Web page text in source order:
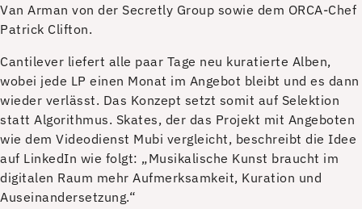
Van Arman von der Secretly Group sowie dem ORCA-Chef
Patrick Clifton.
Cantilever liefert alle paar Tage neu kuratierte Alben,
wobei jede LP einen Monat im Angebot bleibt und es dann
wieder verlässt. Das Konzept setzt somit auf Selektion
statt Algorithmus. Skates, der das Projekt mit Angeboten
wie dem Videodienst Mubi vergleicht, beschreibt die Idee
auf LinkedIn wie folgt: „Musikalische Kunst braucht im
digitalen Raum mehr Aufmerksamkeit, Kuration und
Auseinandersetzung.“